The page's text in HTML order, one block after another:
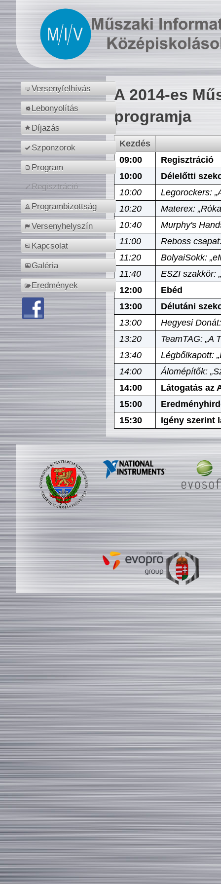
Versenyfelhívás
Lebonyolítás
Díjazás
Szponzorok
Program
Regisztráció
Programbizottság
Versenyhelyszín
Kapcsolat
Galéria
Eredmények
A 2014-es
programja
Kezdés
09:00
Regisztráció
10:00
Délelőtti
10:00
Legorockers:
10:20
Materex:
10:40
Murphy's
11:00
Reboss
11:20
BolyaiSokk:
11:40
ESZI szakkör:
12:00
Ebéd
13:00
Délutáni
13:00
Hegyesi
13:20
TeamTAG: „A
13:40
Légbőlkapott:
14:00
Álomépítők:
14:00
Látogatás az
15:00
15:30
Igény szerint